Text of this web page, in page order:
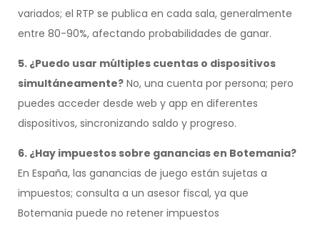
variados; el RTP se publica en cada sala, generalmente
entre 80-90%, afectando probabilidades de ganar.
5. ¿Puedo usar múltiples cuentas o dispositivos
simultáneamente? No, una cuenta por persona; pero
puedes acceder desde web y app en diferentes
dispositivos, sincronizando saldo y progreso.
6. ¿Hay impuestos sobre ganancias en Botemania?
En España, las ganancias de juego están sujetas a
impuestos; consulta a un asesor fiscal, ya que
Botemania puede no retener impuestos